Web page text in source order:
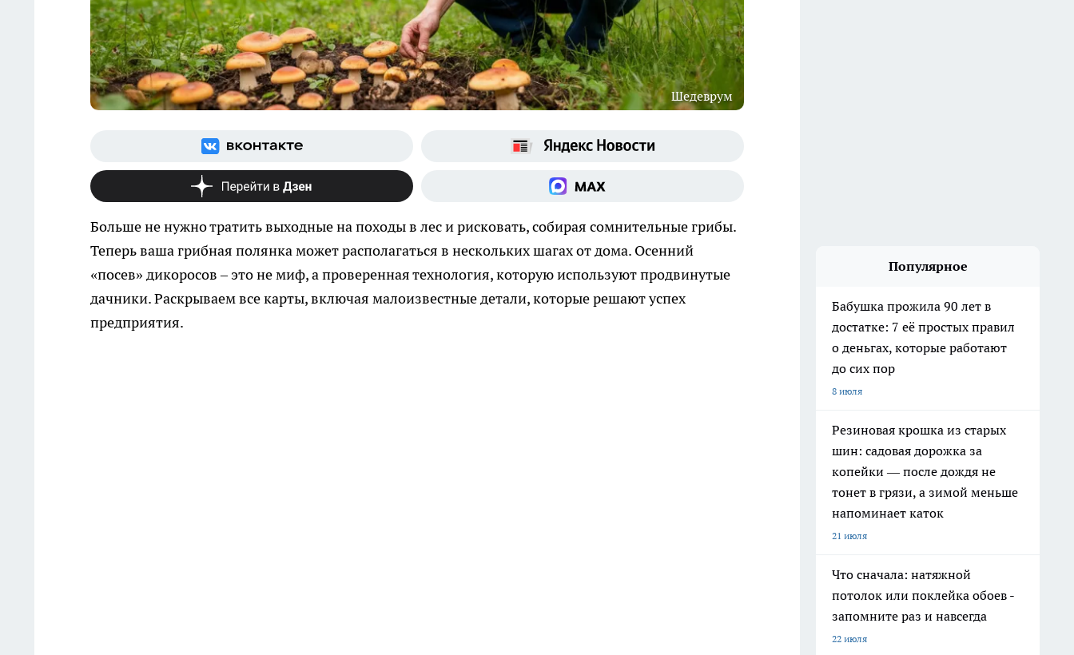
Шедеврум
Больше не нужно тратить выходные на походы в лес и рисковать, собирая сомнительные грибы.
Теперь ваша грибная полянка может располагаться в нескольких шагах от дома. Осенний
«посев» дикоросов – это не миф, а проверенная технология, которую используют продвинутые
дачники. Раскрываем все карты, включая малоизвестные детали, которые решают успех
предприятия.
Популярное
Бабушка прожила 90 лет в
достатке: 7 её простых правил
о деньгах, которые работают
до сих пор
8 июля
Резиновая крошка из старых
шин: садовая дорожка за
копейки — после дождя не
тонет в грязи, а зимой меньше
напоминает каток
21 июля
Что сначала: натяжной
потолок или поклейка обоев -
запомните раз и навсегда
22 июля